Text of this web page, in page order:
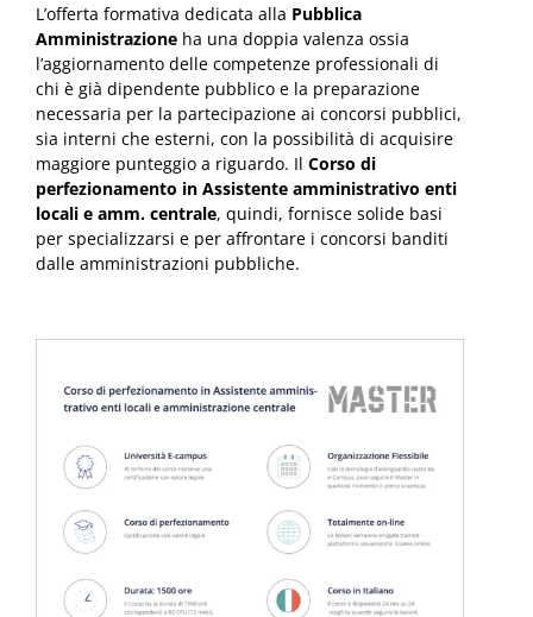
L’offerta formativa dedicata alla Pubblica
Amministrazione ha una doppia valenza ossia
l’aggiornamento delle competenze professionali di
chi è già dipendente pubblico e la preparazione
necessaria per la partecipazione ai concorsi pubblici,
sia interni che esterni, con la possibilità di acquisire
maggiore punteggio a riguardo. Il Corso di
perfezionamento in Assistente amministrativo enti
locali e amm. centrale, quindi, fornisce solide basi
per specializzarsi e per affrontare i concorsi banditi
dalle amministrazioni pubbliche.